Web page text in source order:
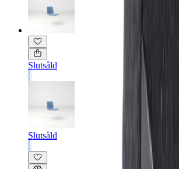
Slutsåld
Slutsåld